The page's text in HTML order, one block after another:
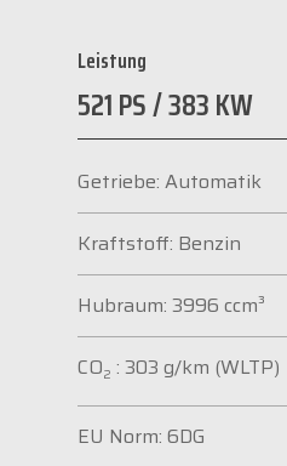
Leistung
521 PS / 383 KW
Getriebe: Automatik
Kraftstoff: Benzin
Hubraum: 3996 ccm³
CO2 : 303 g/km (WLTP)
EU Norm: 6DG